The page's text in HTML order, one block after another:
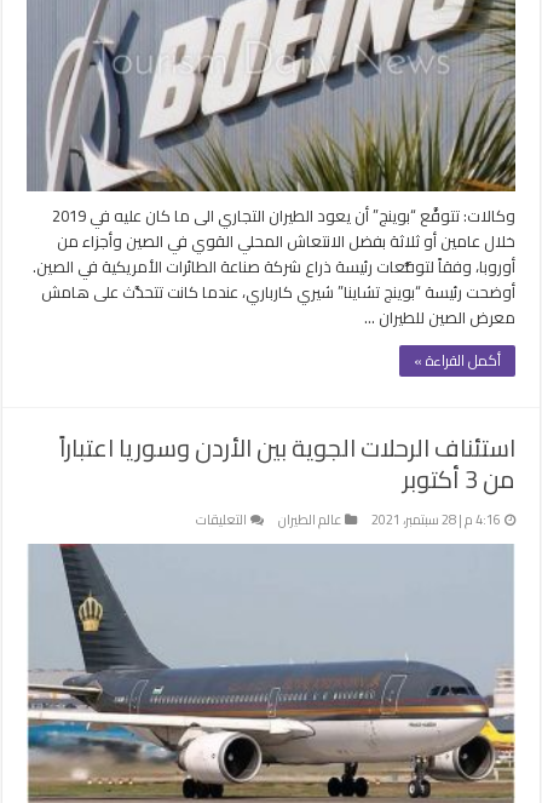
الجوي
لمستويات
ما
قبل
كورونا
خلال
3
أعوام
مغلقة
وكالات: تتوقَّع “بوينج” أن يعود الطيران التجاري الى ما كان عليه في 2019
خلال عامين أو ثلاثة بفضل الانتعاش المحلي القوي في الصين وأجزاء من
أوروبا، وفقاً لتوقُّعات رئيسة ذراع شركة صناعة الطائرات الأمريكية في الصين.
أوضحت رئيسة “بوينج تشاينا” شيري كارباري، عندما كانت تتحدَّث على هامش
معرض الصين للطيران …
أكمل القراءة »
استئناف الرحلات الجوية بين الأردن وسوريا اعتباراً
من 3 أكتوبر
4:16 م | 28 سبتمبر، 2021 عالم الطيران التعليقات
استئناف
وسوريا
من
3
أكتوبر
مغلقة